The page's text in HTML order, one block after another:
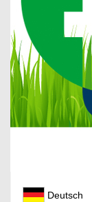
Deutsch